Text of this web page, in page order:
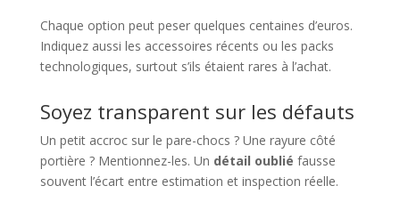
Chaque option peut peser quelques centaines d’euros.
Indiquez aussi les accessoires récents ou les packs
technologiques, surtout s’ils étaient rares à l’achat.
Soyez transparent sur les défauts
Un petit accroc sur le pare-chocs ? Une rayure côté
portière ? Mentionnez-les. Un détail oublié fausse
souvent l’écart entre estimation et inspection réelle.